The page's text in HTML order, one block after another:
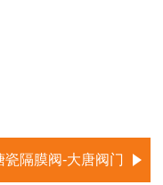
瓷隔膜阀-大唐阀门